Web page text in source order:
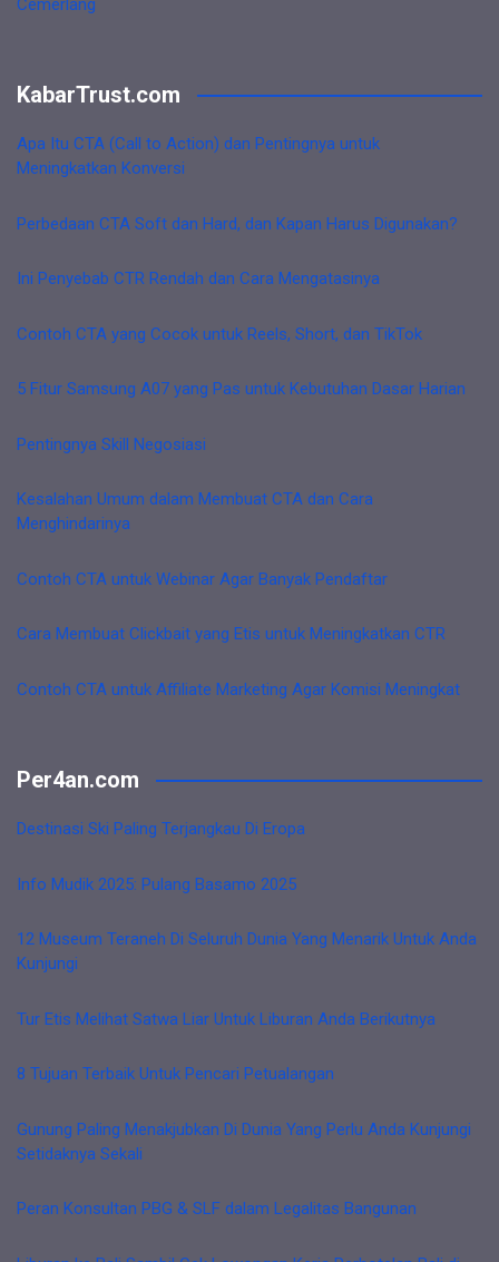
KabarTrust.com
Apa Itu CTA (Call to Action) dan Pentingnya untuk
Meningkatkan Konversi
Perbedaan CTA Soft dan Hard, dan Kapan Harus Digunakan?
Ini Penyebab CTR Rendah dan Cara Mengatasinya
Contoh CTA yang Cocok untuk Reels, Short, dan TikTok
5 Fitur Samsung A07 yang Pas untuk Kebutuhan Dasar Harian
Pentingnya Skill Negosiasi
Kesalahan Umum dalam Membuat CTA dan Cara
Menghindarinya
Contoh CTA untuk Webinar Agar Banyak Pendaftar
Cara Membuat Clickbait yang Etis untuk Meningkatkan CTR
Contoh CTA untuk Affiliate Marketing Agar Komisi Meningkat
Per4an.com
Destinasi Ski Paling Terjangkau Di Eropa
Info Mudik 2025: Pulang Basamo 2025
12 Museum Teraneh Di Seluruh Dunia Yang Menarik Untuk Anda
Kunjungi
Tur Etis Melihat Satwa Liar Untuk Liburan Anda Berikutnya
8 Tujuan Terbaik Untuk Pencari Petualangan
Gunung Paling Menakjubkan Di Dunia Yang Perlu Anda Kunjungi
Setidaknya Sekali
Peran Konsultan PBG & SLF dalam Legalitas Bangunan